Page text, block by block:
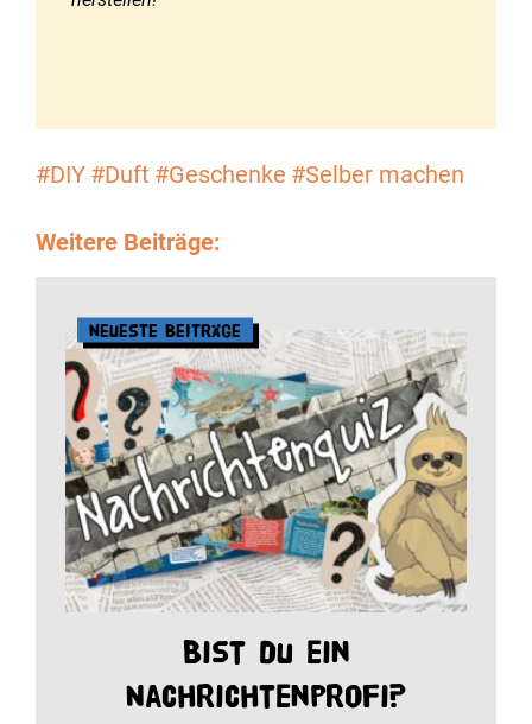
#DIY #Duft #Geschenke #Selber machen
Weitere Beiträge:
Neueste Beiträge
Bist du ein
Nachrichtenprofi?